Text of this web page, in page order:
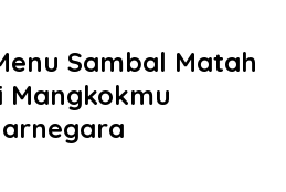
Sambal Matah
Mangkokmu